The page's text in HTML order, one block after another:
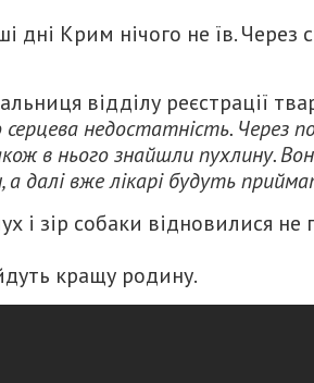
дні Крим нічого не їв. Через
відділу реєстрації
серцева недостатність. Через
в нього знайшли пухлину.
далі вже лікарі будуть
і зір собаки відновилися не
кращу родину.